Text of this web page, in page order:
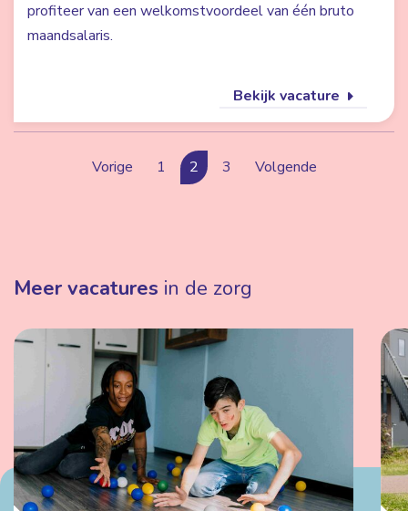
profiteer van een welkomstvoordeel van één bruto
maandsalaris.
Bekijk vacature
Vorige 1 2 3 Volgende
Meer vacatures in de zorg